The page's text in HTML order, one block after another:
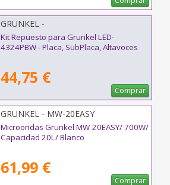
GRUNKEL -
Kit Repuesto para Grunkel LED-
4324PBW - Placa, SubPlaca, Altavoces
44,75 €
Comprar
GRUNKEL - MW-20EASY
Microondas Grunkel MW-20EASY/ 700W/
Capacidad 20L/ Blanco
61,99 €
Comprar